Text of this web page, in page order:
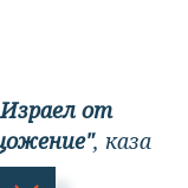
от
, каза